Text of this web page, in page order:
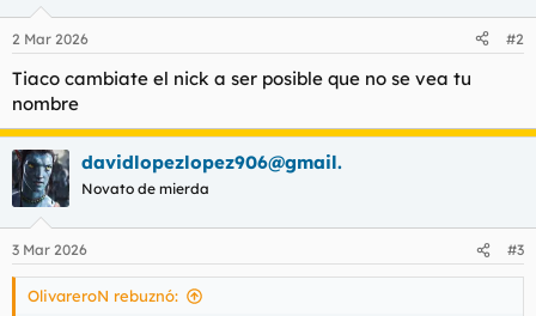
e
2 Mar 2026 #2
Tiaco cambiate el nick a ser posible que no se vea tu
nombre
davidlopezlopez906@gmail.
Novato de mierda
3 Mar 2026 #3
OlivareroN rebuznó: